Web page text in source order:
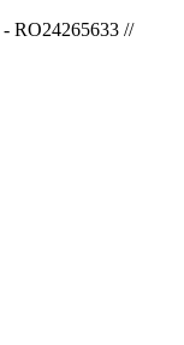
- RO24265633 //